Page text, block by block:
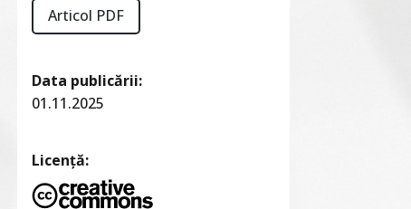
Articol PDF
Data publicării:
01.11.2025
Licență: